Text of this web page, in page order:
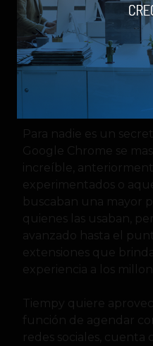
Extensión de
Para nadie es un
Google Chrome se
increíble,
experimentados o
buscaban una mayor
quienes las usaban,
avanzado hasta el
extensiones que
experiencia a los
Tiempy quiere
función de agendar
redes sociales,